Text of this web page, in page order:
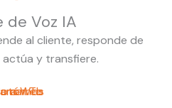
de Voz IA
al cliente, responde de
y transfiere.